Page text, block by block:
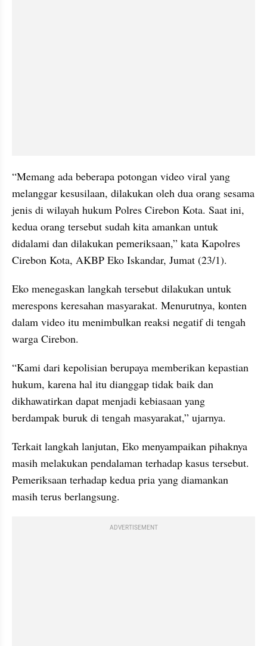
“Memang ada beberapa potongan video viral yang
melanggar kesusilaan, dilakukan oleh dua orang sesama
jenis di wilayah hukum Polres Cirebon Kota. Saat ini,
kedua orang tersebut sudah kita amankan untuk
didalami dan dilakukan pemeriksaan,” kata Kapolres
Cirebon Kota, AKBP Eko Iskandar, Jumat (23/1).
Eko menegaskan langkah tersebut dilakukan untuk
merespons keresahan masyarakat. Menurutnya, konten
dalam video itu menimbulkan reaksi negatif di tengah
warga Cirebon.
“Kami dari kepolisian berupaya memberikan kepastian
hukum, karena hal itu dianggap tidak baik dan
dikhawatirkan dapat menjadi kebiasaan yang
berdampak buruk di tengah masyarakat,” ujarnya.
Terkait langkah lanjutan, Eko menyampaikan pihaknya
masih melakukan pendalaman terhadap kasus tersebut.
Pemeriksaan terhadap kedua pria yang diamankan
masih terus berlangsung.
ADVERTISEMENT